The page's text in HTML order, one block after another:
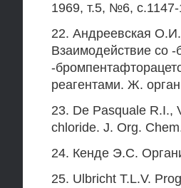
1969, т.5, №6, с.1147-
22. Андреевская
Взаимодействие со
-
реагентами. Ж.
23. De Pasquale R.I.,
chloride. J. Org.
24. Кенде Э.С.
25. Ulbricht T.L.V.